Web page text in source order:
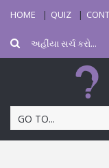
HOME QUIZ
GO TO...